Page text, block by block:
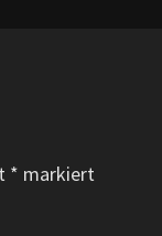
* markiert